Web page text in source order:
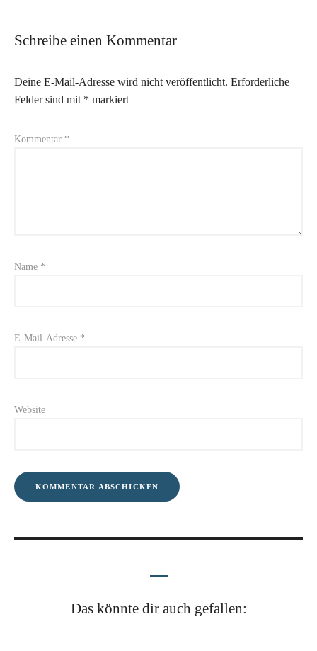
Schreibe einen Kommentar
Deine E-Mail-Adresse wird nicht veröffentlicht. Erforderliche
Felder sind mit * markiert
Kommentar *
Name *
E-Mail-Adresse *
Website
Das könnte dir auch gefallen: